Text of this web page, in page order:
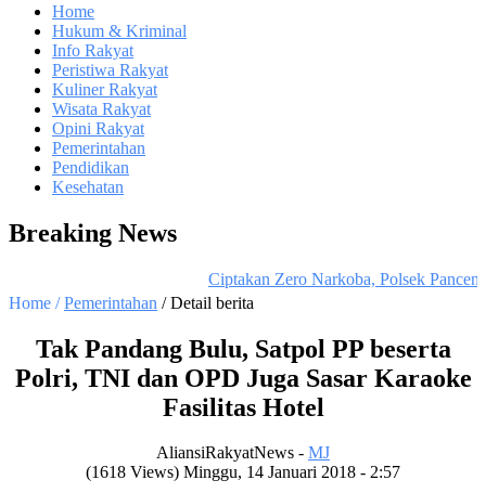
Home
Hukum & Kriminal
Info Rakyat
Peristiwa Rakyat
Kuliner Rakyat
Wisata Rakyat
Opini Rakyat
Pemerintahan
Pendidikan
Kesehatan
Breaking News
Ciptakan Zero Narkoba, Polsek
Home /Pemerintahan / Detail berita
Tak Pandang Bulu, Satpol PP beserta
Polri, TNI dan OPD Juga Sasar Karaoke
Fasilitas Hotel
AliansiRakyatNews - MJ
(1618 Views) Minggu, 14 Januari 2018 - 2:57